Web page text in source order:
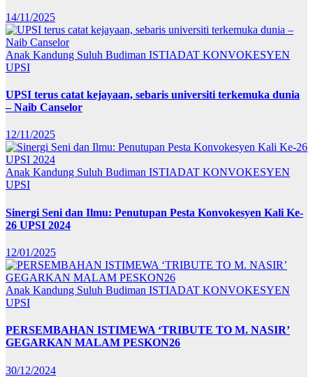
14/11/2025
Anak Kandung Suluh Budiman ISTIADAT KONVOKESYEN
UPSI
UPSI terus catat kejayaan, sebaris universiti terkemuka dunia
– Naib Canselor
12/11/2025
Anak Kandung Suluh Budiman ISTIADAT KONVOKESYEN
UPSI
Sinergi Seni dan Ilmu: Penutupan Pesta Konvokesyen Kali Ke-
26 UPSI 2024
12/01/2025
Anak Kandung Suluh Budiman ISTIADAT KONVOKESYEN
UPSI
PERSEMBAHAN ISTIMEWA ‘TRIBUTE TO M. NASIR’
GEGARKAN MALAM PESKON26
30/12/2024